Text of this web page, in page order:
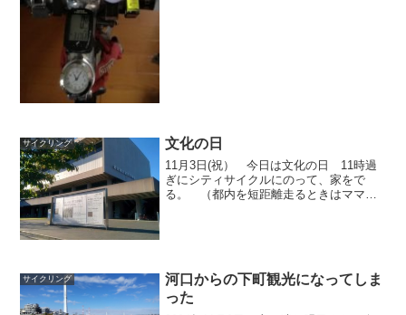
サイクリング 文化の日
11月3日(祝） 今日は文化の日 11時過
ぎにシティサイクルにのって、家をで
る。 （都内を短距離走るときはママチ
サイクリング
河口からの下町観光になってしま
った